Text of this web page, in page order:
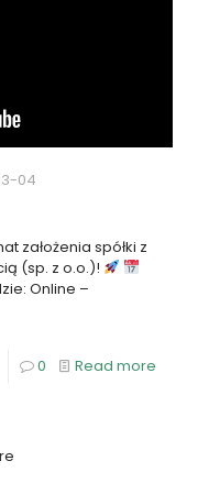
04
założenia spółki z
(sp. z o.o.)!
Online –
0 Read more